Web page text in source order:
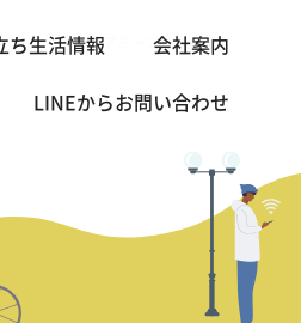
ち生活情報 会社案内
LINEからお問い合わせ
レビュー>サイアミーズ ジョイア